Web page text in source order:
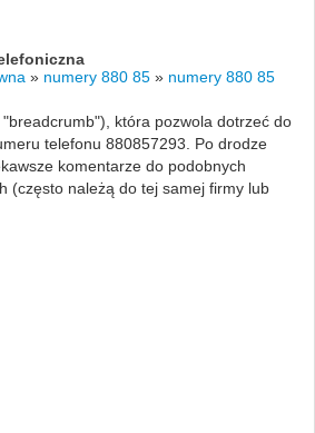
» numery 880 85 » numery 880 85
która pozwola dotrzeć do
telefonu 880857293. Po drodze
komentarze do podobnych
(często należą do tej samej firmy lub